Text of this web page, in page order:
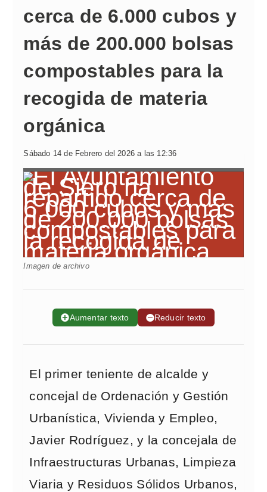
cerca de 6.000 cubos y
más de 200.000 bolsas
compostables para la
recogida de materia
orgánica
Sábado 14 de Febrero del 2026 a las 12:36
Imagen de archivo
➕Aumentar texto ➖Reducir texto
El primer teniente de alcalde y
concejal de Ordenación y Gestión
Urbanística, Vivienda y Empleo,
Javier Rodríguez, y la concejala de
Infraestructuras Urbanas, Limpieza
Viaria y Residuos Sólidos Urbanos,